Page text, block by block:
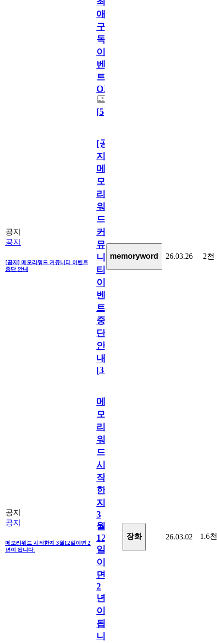
애
구
독
이
벤
트
OPEN!
[5]
공지
공지
[공지] 메모리워드 커뮤니티 이벤트
중단 안내
[공
지]
메
모
리
워
드
커
뮤
니
티
이
벤
트
중
단
안
내
[31
memoryword 26.03.26 2천
공지
공지
메모리워드 시작한지 3월12일이면 2
년이 됩니다.
메
모
리
워
드
시
작
한
지
3
월
12
일
이
면
2
년
이
됩
니
장화 26.03.02 1.6천